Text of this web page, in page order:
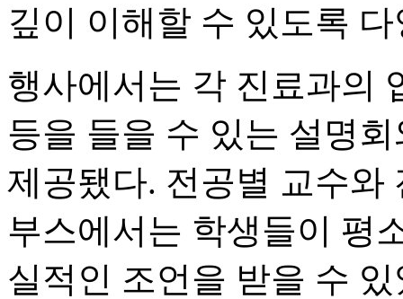
깊이 이해할 수 있도록
행사에서는 각 진료과의
등을 들을 수 있는 설명
제공됐다. 전공별 교수와
부스에서는 학생들이 평
실적인 조언을 받을 수